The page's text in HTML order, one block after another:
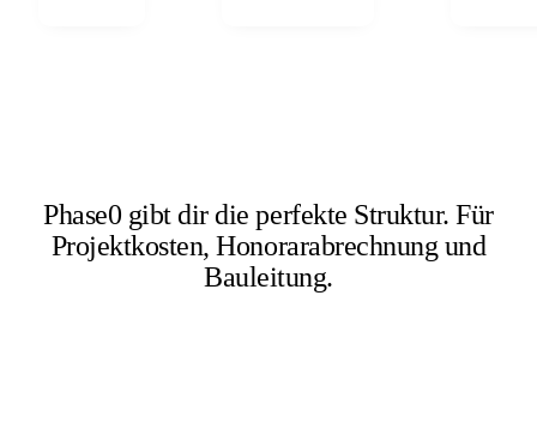
Phase0 gibt dir die perfekte Struktur.Für
Projektkosten, Honorarabrechnung und
Bauleitung.